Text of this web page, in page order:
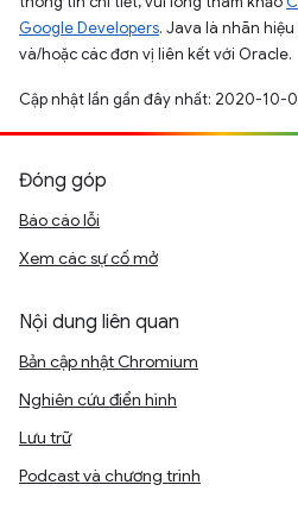
Google Developers. Java là nhãn
và/hoặc các đơn vị liên kết với Oracle.
Cập nhật lần gần đây nhất: 2020-10-
Đóng góp
Báo cáo lỗi
Xem các sự cố mở
Nội dung liên quan
Bản cập nhật Chromium
Nghiên cứu điển hình
Lưu trữ
Podcast và chương trình